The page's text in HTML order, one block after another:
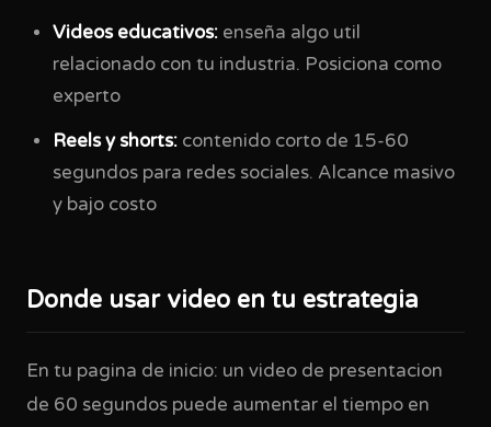
Videos educativos: enseña algo util
relacionado con tu industria. Posiciona como
experto
Reels y shorts: contenido corto de 15-60
segundos para redes sociales. Alcance masivo
y bajo costo
Donde usar video en tu estrategia
En tu pagina de inicio: un video de presentacion
de 60 segundos puede aumentar el tiempo en